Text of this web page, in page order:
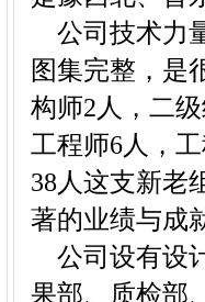
公司技术力
图集完整，是
构师2人，二
工程师6人，
38人这支新老
著的业绩与成
公司设有设
果部、质检部